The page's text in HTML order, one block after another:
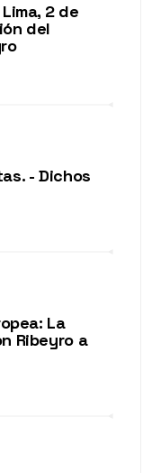
2 de
del
- Dichos
La
Ribeyro a